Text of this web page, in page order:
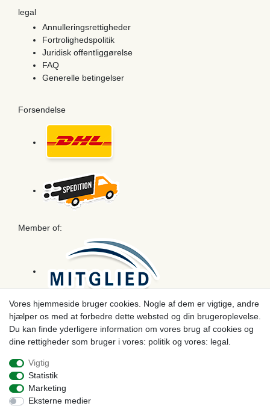
legal
Annulleringsrettigheder
Fortrolighedspolitik
Juridisk offentliggørelse
FAQ
Generelle betingelser
Forsendelse
Member of:
Betaling
Vores hjemmeside bruger cookies. Nogle af dem er vigtige, andre
hjælper os med at forbedre dette websted og din brugeroplevelse.
Du kan finde yderligere information om vores brug af cookies og
dine rettigheder som bruger i vores: politik og vores: legal.
Vigtig
Statistik
Marketing
Eksterne medier